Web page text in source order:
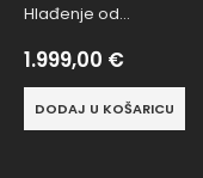
Hlađenje od…
1.999,00 €
DODAJ U KOŠARICU